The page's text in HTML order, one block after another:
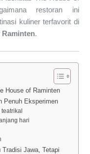
restoran ini
kuliner terfavorit di
Raminten.
House of Raminten
Penuh Eksperimen
hari
Tradisi Jawa, Tetapi